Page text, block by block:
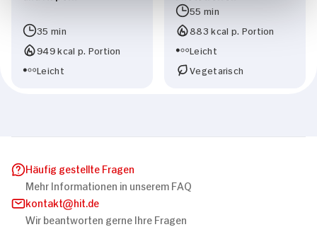
35 min
949 kcal p. Portion
Leicht
55 min
883 kcal p. Portion
Leicht
Vegetarisch
Häufig gestellte Fragen
Mehr Informationen in unserem FAQ
kontakt
hit.de
Wir beantworten gerne Ihre Fragen